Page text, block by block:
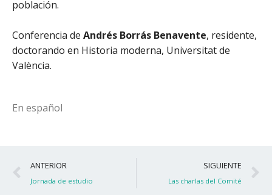
población.
Conferencia de Andrés Borrás Benavente, residente,
doctorando en Historia moderna, Universitat de
València.
En español
Ant
ANTERIOR
Jornada de estudio
SIGUIENTE
Las charlas del Comité